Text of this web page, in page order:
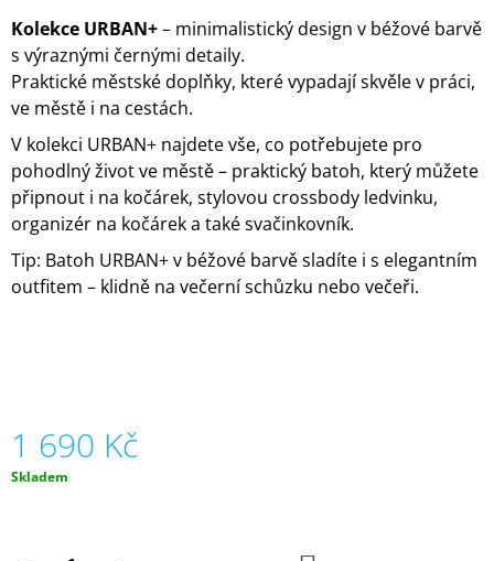
Kolekce URBAN+– minimalistický design v béžové barvě
s výraznými černými detaily.
Praktické městské doplňky, které vypadají skvěle v práci,
ve městě i na cestách.
V kolekci URBAN+ najdete vše, co potřebujete pro
pohodlný život ve městě – praktický batoh, který můžete
připnout i na kočárek, stylovou crossbody ledvinku,
organizér na kočárek a také svačinkovník.
Tip: Batoh URBAN+ v béžové barvě sladíte i s elegantním
outfitem – klidně na večerní schůzku nebo večeři.
1 690 Kč
Měrná
Skladem
O
R
U
Č
U
J
E
M
E
ART
-
LIMITOVANÁ
EDICE